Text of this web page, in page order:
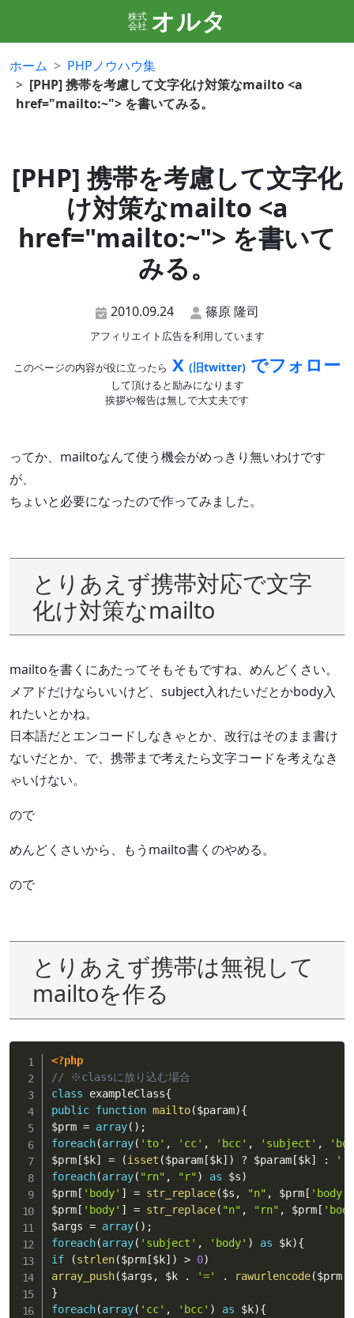
株式
会社 オルタ
ホーム
PHPノウハウ集
[PHP] 携帯を考慮して文字化け対策なmailto <a
href="mailto:~"> を書いてみる。
[PHP] 携帯を考慮して文字化
け対策なmailto <a
href="mailto:~"> を書いて
みる。
2010.09.24 篠原 隆司
アフィリエイト広告を利用しています
このページの内容が役に立ったら X (旧twitter) でフォロー
して頂けると励みになります
挨拶や報告は無しで大丈夫です
ってか、mailtoなんて使う機会がめっきり無いわけです
が、
ちょいと必要になったので作ってみました。
とりあえず携帯対応で文字
化け対策なmailto
mailtoを書くにあたってそもそもですね、めんどくさい。
メアドだけならいいけど、subject入れたいだとかbody入
れたいとかね。
日本語だとエンコードしなきゃとか、改行はそのまま書け
ないだとか、で、携帯まで考えたら文字コードを考えなき
ゃいけない。
ので
めんどくさいから、もうmailto書くのやめる。
ので
とりあえず携帯は無視して
mailtoを作る
<?php
// ※classに放り込む場合
class
exampleClass{
public function mailto($param){
$prm = array( ) ;
foreach(array( 'to' , 'cc' , 'bcc' , 'subject' ,
$prm [$k] = (isset ($param [$k] ) ? $param [$k] : ''
foreach(array( "rn" , "r") as $s)
$prm [ 'body' ] = str_replace($s , "n" , $prm [ 'body'
$prm [ 'body' ] = str_replace( "n" , "rn" , $prm [
$args = array( ) ;
foreach(array( 'subject' , 'body' ) as $k){
if
(strlen($prm [$k] ) > 0)
array_push($args , $k . '=' . rawurlencode($prm
}
foreach(array( 'cc' , 'bcc' ) as $k){